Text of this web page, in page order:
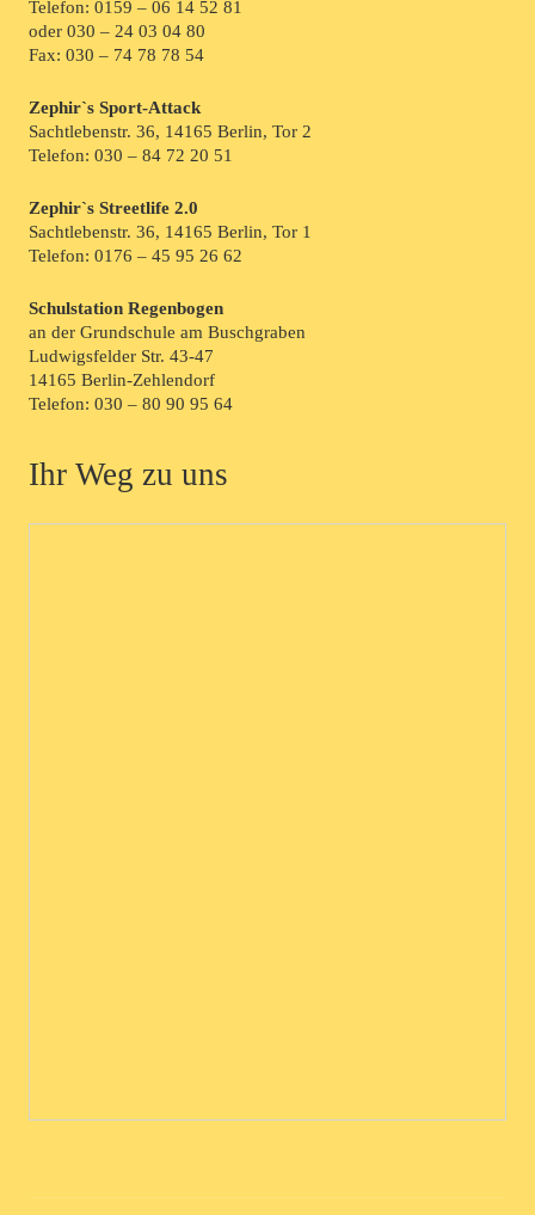
Telefon: 0159 – 06 14 52 81
oder 030 – 24 03 04 80
Fax: 030 – 74 78 78 54
Zephir`s Sport-Attack
Sachtlebenstr. 36, 14165 Berlin, Tor 2
Telefon: 030 – 84 72 20 51
Zephir`s Streetlife 2.0
Sachtlebenstr. 36, 14165 Berlin, Tor 1
Telefon: 0176 – 45 95 26 62
Schulstation Regenbogen
an der Grundschule am Buschgraben
Ludwigsfelder Str. 43-47
14165 Berlin-Zehlendorf
Telefon: 030 – 80 90 95 64
Ihr Weg zu uns